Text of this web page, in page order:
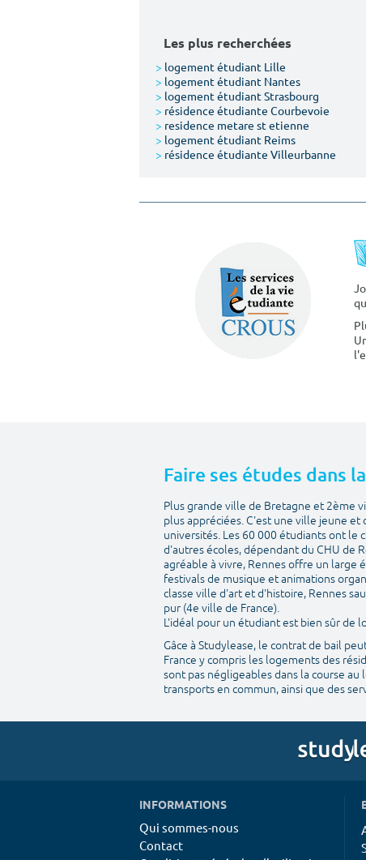
Les plus recherchées
> logement étudiant Lille
> logement étudiant Nantes
> logement étudiant Strasbourg
> résidence étudiante Courbevoie
> residence metare st etienne
> logement étudiant Reims
> résidence étudiante Villeurbanne
Faire ses études dans
Plus grande ville de Bretagne et 2ème
plus appréciées. C'est une ville jeune
universités. Les 60 000 étudiants ont le
d'autres écoles, dépendant du CHU de
agréable à vivre, Rennes offre un large
festivals de musique et animations
classe ville d'art et d'histoire, Rennes
pur (4e ville de France).
L'idéal pour un étudiant est bien sûr de
Gâce à Studylease, le contrat de bail
France y compris les logements des
sont pas négligeables dans la course
transports en commun, ainsi que des
INFORMATIONS
Qui sommes-nous
Contact